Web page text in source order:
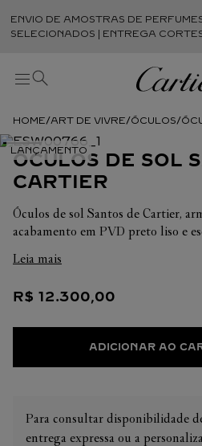
ENVIO DE AMOSTRAS DE
SELECIONADOS | ENTREGA
ART DE VIVRE ÓCULOS
ÓCULOS DE SOL
CARTIER
Óculos de sol Santos de Cartier,
acabamento em PVD preto liso e
Lentes: 58 mm. Ponte: 17 mm.
Leia mais
R$ 12.300,00
ADICIONAR AO
Para consultar disponibilidade
entrega expressa ou a